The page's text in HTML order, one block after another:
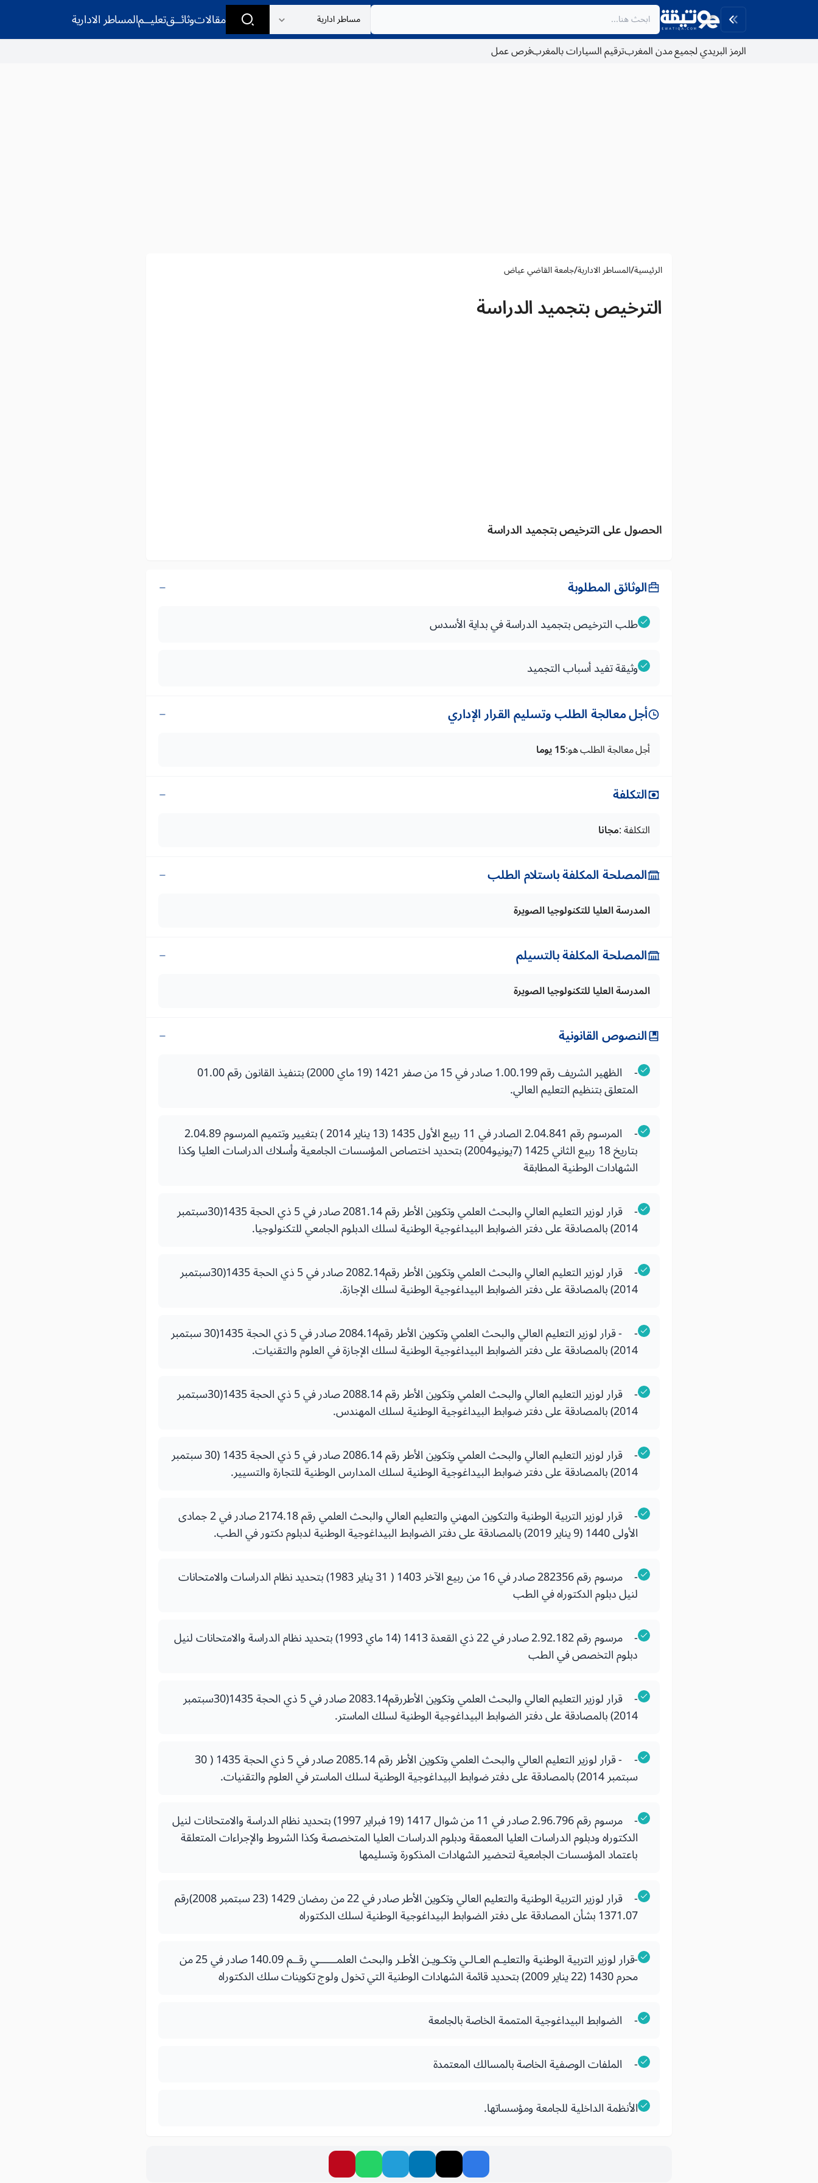
مقالاتوثائــقتعليــمالمساطر الادارية
الرمز البريدي لجميع مدن المغربترقيم السيارات بالمغربفرص عمل
الرئيسية/المساطر الادارية/جامعة القاضي عياض
الترخيص بتجميد الدراسة
الحصول على الترخيص بتجميد الدراسة
الوثائق المطلوبة
طلب الترخيص بتجميد الدراسة في بداية الأسدس
وثيقة تفيد أسباب التجميد
أجل معالجة الطلب وتسليم القرار الإداري
أجل معالجة الطلب هو:15 يوما
التكلفة
التكلفة :مجانا
المصلحة المكلفة باستلام الطلب
المدرسة العليا للتكنولوجيا الصويرة
المصلحة المكلفة بالتسيلم
المدرسة العليا للتكنولوجيا الصويرة
النصوص القانونية
- الظهير الشريف رقم 1.00.199 صادر في 15 من صفر 1421 (19 ماي 2000) بتنفيذ القانون رقم 01.00
المتعلق بتنظيم التعليم العالي.
- المرسوم رقم 2.04.841 الصادر في 11 ربيع الأول 1435 (13 يناير 2014 ) بتغيير وتتميم المرسوم 2.04.89
بتاريخ 18 ربيع الثاني 1425 (7يونيو2004) بتحديد اختصاص المؤسسات الجامعية وأسلاك الدراسات العليا وكذا
الشهادات الوطنية المطابقة
- قرار لوزير التعليم العالي والبحث العلمي وتكوين الأطر رقم 2081.14 صادر في 5 ذي الحجة 1435(30سبتمبر
2014) بالمصادقة على دفتر الضوابط البيداغوجية الوطنية لسلك الدبلوم الجامعي للتكنولوجيا.
- قرار لوزير التعليم العالي والبحث العلمي وتكوين الأطر رقم2082.14 صادر في 5 ذي الحجة 1435(30سبتمبر
2014) بالمصادقة على دفتر الضوابط البيداغوجية الوطنية لسلك الإجازة.
- - قرار لوزير التعليم العالي والبحث العلمي وتكوين الأطر رقم2084.14 صادر في 5 ذي الحجة 1435(30 سبتمبر
2014) بالمصادقة على دفتر الضوابط البيداغوجية الوطنية لسلك الإجازة في العلوم والتقنيات.
- قرار لوزير التعليم العالي والبحث العلمي وتكوين الأطر رقم 2088.14 صادر في 5 ذي الحجة 1435(30سبتمبر
2014) بالمصادقة على دفتر ضوابط البيداغوجية الوطنية لسلك المهندس.
- قرار لوزير التعليم العالي والبحث العلمي وتكوين الأطر رقم 2086.14 صادر في 5 ذي الحجة 1435 (30 سبتمبر
2014) بالمصادقة على دفتر ضوابط البيداغوجية الوطنية لسلك المدارس الوطنية للتجارة والتسيير.
- قرار لوزير التربية الوطنية والتكوين المهني والتعليم العالي والبحث العلمي رقم 2174.18 صادر في 2 جمادى
الأولى 1440 (9 يناير 2019) بالمصادقة على دفتر الضوابط البيداغوجية الوطنية لدبلوم دكتور في الطب.
- مرسوم رقم 282356 صادر في 16 من ربيع الآخر 1403 ( 31 يناير 1983) بتحديد نظام الدراسات والامتحانات
لنيل دبلوم الدكتوراه في الطب
- مرسوم رقم 2.92.182 صادر في 22 ذي القعدة 1413 (14 ماي 1993) بتحديد نظام الدراسة والامتحانات لنيل
دبلوم التخصص في الطب
- قرار لوزير التعليم العالي والبحث العلمي وتكوين الأطررقم2083.14 صادر في 5 ذي الحجة 1435(30سبتمبر
2014) بالمصادقة على دفتر الضوابط البيداغوجية الوطنية لسلك الماستر.
- - قرار لوزير التعليم العالي والبحث العلمي وتكوين الأطر رقم 2085.14 صادر في 5 ذي الحجة 1435 ( 30
سبتمبر 2014) بالمصادقة على دفتر ضوابط البيداغوجية الوطنية لسلك الماستر في العلوم والتقنيات.
- مرسوم رقم 2.96.796 صادر في 11 من شوال 1417 (19 فبراير 1997) بتحديد نظام الدراسة والامتحانات لنيل
الدكتوراه ودبلوم الدراسات العليا المعمقة ودبلوم الدراسات العليا المتخصصة وكذا الشروط والإجراءات المتعلقة
باعتماد المؤسسات الجامعية لتحضير الشهادات المذكورة وتسليمها
- قرار لوزير التربية الوطنية والتعليم العالي وتكوين الأطر صادر في 22 من رمضان 1429 (23 سبتمبر 2008)رقم
1371.07 بشأن المصادقة على دفتر الضوابط البيداغوجية الوطنية لسلك الدكتوراه
-قرار لوزير التربية الوطنية والتعليـم العـالـي وتكـويـن الأطـر والبحث العلمــــــي رقــم 140.09 صادر في 25 من
محرم 1430 (22 يناير 2009) بتحديد قائمة الشهادات الوطنية التي تخول ولوج تكوينات سلك الدكتوراه
- الضوابط البيداغوجية المتممة الخاصة بالجامعة
- الملفات الوصفية الخاصة بالمسالك المعتمدة
الأنظمة الداخلية للجامعة ومؤسساتها.